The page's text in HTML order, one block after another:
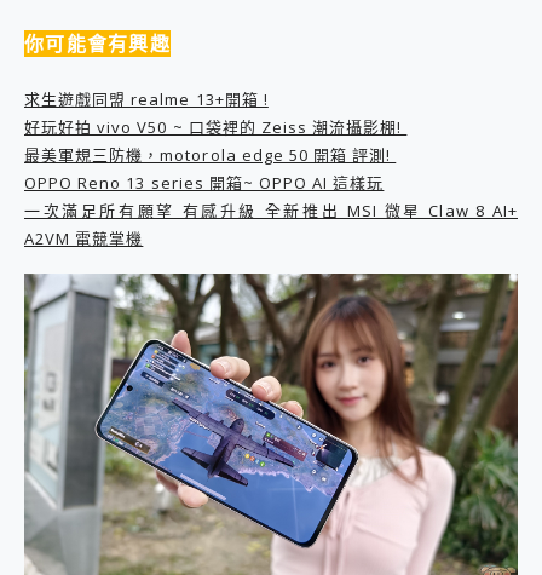
給 MSI Claw 系列電競掌機 最完美的家 MSI Nest Docking Station 掌機專屬擴充底座 開箱 評測
2億 APO蔡司長焦神機降臨~ vivo X200 Pro、vivo X200 就是這麼好拍
EaseUS Vocal Remover 免費線上去聲器一鍵去除人聲 人聲 音樂分離 2024 消除人聲推薦
3 個超值 MHN 飛人工具分享~~ iToolab AnyGo 魔物獵人 Now飛人 ios教學 不出門也可以到處走
小體積 40000mAh 超大容量 一次充5個設備 充好充滿 CUKTECH 酷態科 300W 微型充電站 開箱 評測
97.3% 恢復率，資料救援就是這麼簡單 EaseUS Data Recovery Wizard Free 18.0.0 業界最好的資料救援軟體
磁碟系統大風吹 有了 磁碟管理程式 EaseUS Partition Master 就是這麼簡單
全新 SONY Xperia 1 VI 開箱! 相機實測! 長焦覆蓋更遠更清晰、2日長續航、頂尖影音娛樂效能~
Xiaomi 14 Ultra 開箱 評測~ 有深度的 Leica 影像旗艦手機! 加碼小旗艦 Xiaomi 14 開箱 評測
vivo TWS 3e 真無線藍牙耳機智慧降噪升級、音質明亮溫潤，並支援雙設備連接~
MSI Claw 掌機專屬配件包 來囉 完美保護 MSI Claw A1M-026TW 電競掌機
人像旗艦 vivo V30 系列 開箱 評測! 首搭蔡司光學鏡頭、攝影棚級柔光環、拍攝功能最好玩的美拍神機 vivo V30 Pro
OPPO 哈蘇 300mm 專業增距鏡實測：Find X9 Ultra 光學長焦隨手拍，紀錄生活就是這麼簡單
你可能會有興趣
求生遊戲同盟 realme 13+開箱 !
好玩好拍 vivo V50 ~ 口袋裡的 Zeiss 潮流攝影棚!
最美軍規三防機，motorola edge 50 開箱 評測!
OPPO Reno 13 series 開箱~ OPPO AI 這樣玩
一次滿足所有願望 有感升級 全新推出 MSI 微星 Claw 8 AI+
A2VM 電競掌機